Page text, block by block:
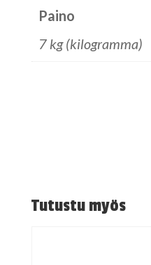
Paino
7 kg (kilogramma)
Tutustu myös